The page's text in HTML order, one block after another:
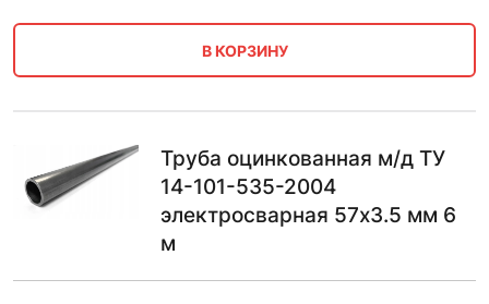
В КОРЗИНУ
Труба оцинкованная м/д ТУ
14-101-535-2004
электросварная 57х3.5 мм 6
м